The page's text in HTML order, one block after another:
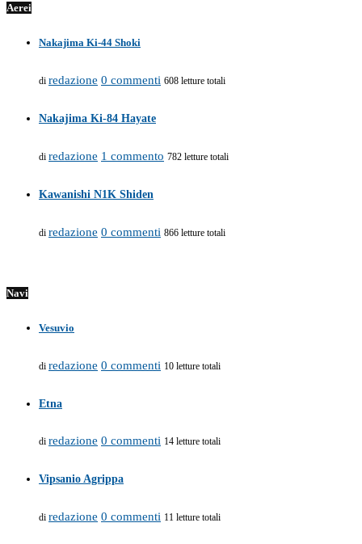
Aerei
Nakajima Ki-44 Shoki
di redazione 0 commenti 608 letture totali
Nakajima Ki-84 Hayate
di redazione 1 commento 782 letture totali
Kawanishi N1K Shiden
di redazione 0 commenti 866 letture totali
Navi
Vesuvio
di redazione 0 commenti 10 letture totali
Etna
di redazione 0 commenti 14 letture totali
Vipsanio Agrippa
di redazione 0 commenti 11 letture totali